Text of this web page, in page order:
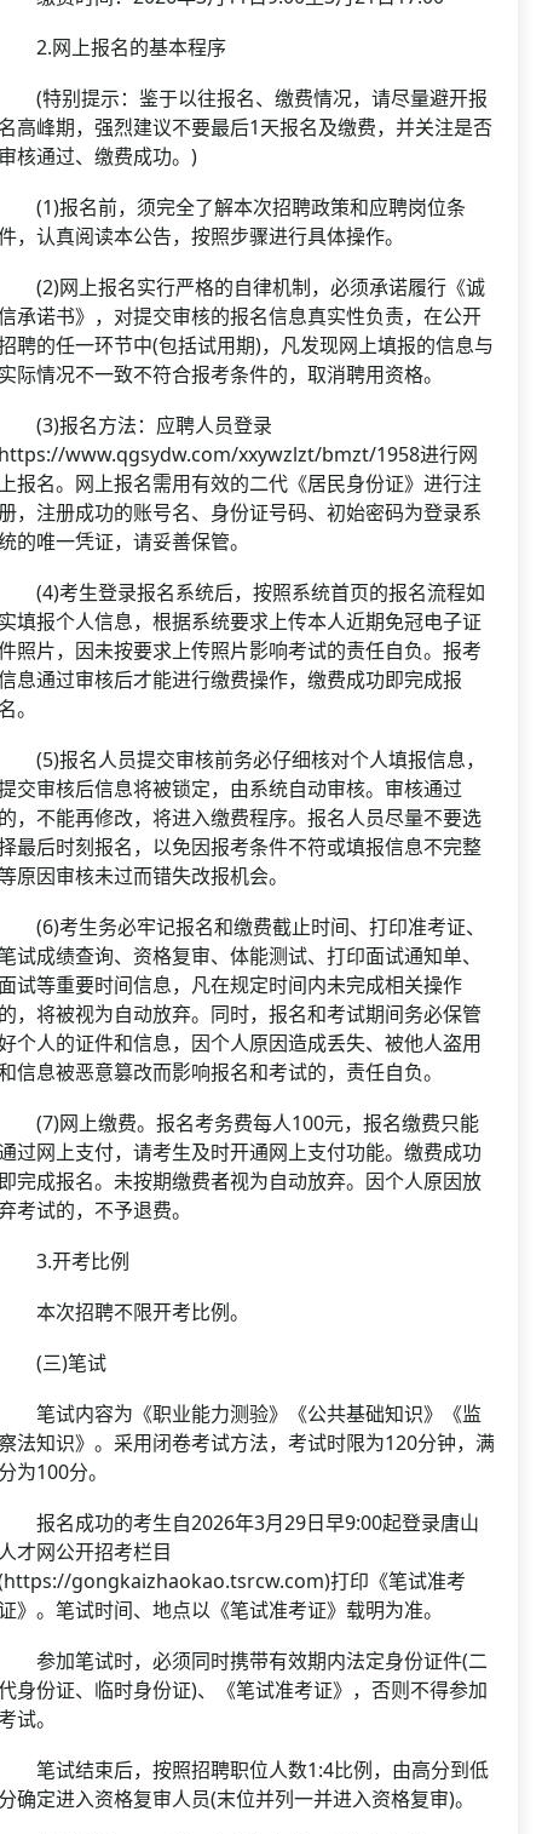
网上报名的基本程序
特别提示：鉴于以往报名、缴费情况，请尽量避开报
高峰期，强烈建议不要最后1天报名及缴费，并关注是否
核通过、缴费成功。)
报名前，须完全了解本次招聘政策和应聘岗位条
，认真阅读本公告，按照步骤进行具体操作。
网上报名实行严格的自律机制，必须承诺履行《诚
承诺书》，对提交审核的报名信息真实性负责，在公开
聘的任一环节中(包括试用期)，凡发现网上填报的信息与
际情况不一致不符合报考条件的，取消聘用资格。
报名方法：应聘人员登录
www.qgsydw.com/xxywzlzt/bmzt/1958进行网
报名。网上报名需用有效的二代《居民身份证》进行注
，注册成功的账号名、身份证号码、初始密码为登录系
的唯一凭证，请妥善保管。
考生登录报名系统后，按照系统首页的报名流程如
填报个人信息，根据系统要求上传本人近期免冠电子证
照片，因未按要求上传照片影响考试的责任自负。报考
息通过审核后才能进行缴费操作，缴费成功即完成报
。
报名人员提交审核前务必仔细核对个人填报信息，
交审核后信息将被锁定，由系统自动审核。审核通过
，不能再修改，将进入缴费程序。报名人员尽量不要选
最后时刻报名，以免因报考条件不符或填报信息不完整
原因审核未过而错失改报机会。
考生务必牢记报名和缴费截止时间、打印准考证、
试成绩查询、资格复审、体能测试、打印面试通知单、
试等重要时间信息，凡在规定时间内未完成相关操作
，将被视为自动放弃。同时，报名和考试期间务必保管
个人的证件和信息，因个人原因造成丢失、被他人盗用
信息被恶意篡改而影响报名和考试的，责任自负。
网上缴费。报名考务费每人100元，报名缴费只能
过网上支付，请考生及时开通网上支付功能。缴费成功
完成报名。未按期缴费者视为自动放弃。因个人原因放
考试的，不予退费。
开考比例
次招聘不限开考比例。
三)笔试
试内容为《职业能力测验》《公共基础知识》《监
法知识》。采用闭卷考试方法，考试时限为120分钟，满
为100分。
名成功的考生自2026年3月29日早9:00起登录唐山
才网公开招考栏目
gongkaizhaokao.tsrcw.com)打印《笔试准考
》。笔试时间、地点以《笔试准考证》载明为准。
加笔试时，必须同时携带有效期内法定身份证件(二
身份证、临时身份证)、《笔试准考证》，否则不得参加
试。
试结束后，按照招聘职位人数1:4比例，由高分到低
确定进入资格复审人员(末位并列一并进入资格复审)。